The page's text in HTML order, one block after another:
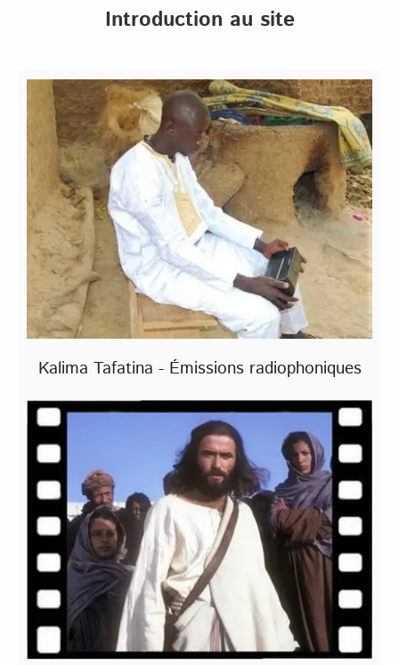
Introduction au site
Kalima Tafatina - Émissions radiophoniques